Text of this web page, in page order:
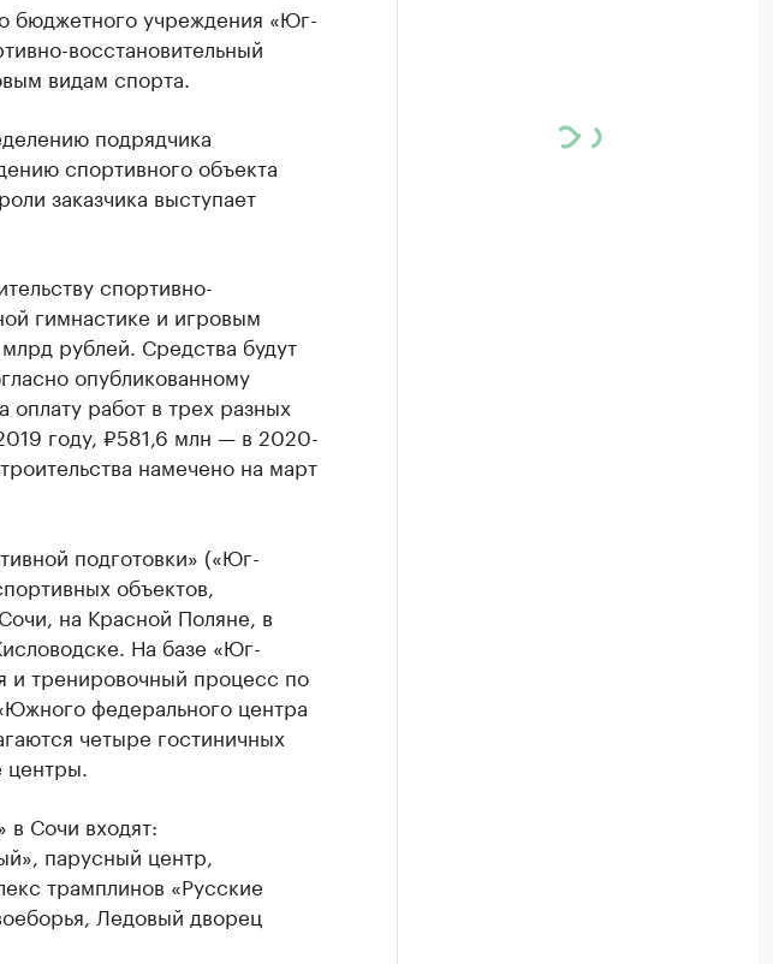
бюджетного учреждения «Юг-
восстановительный
видам спорта.
подрядчика
спортивного объекта
заказчика выступает
спортивно-
гимнастике и игровым
рублей. Средства будут
опубликованному
оплату работ в трех разных
году, ₽581,6 млн — в 2020-
намечено на март
подготовки» («Юг-
объектов,
на Красной Поляне, в
На базе «Юг-
и тренировочный процесс по
федерального центра
четыре гостиничных
Сочи входят:
парусный центр,
трамплинов «Русские
Ледовый дворец